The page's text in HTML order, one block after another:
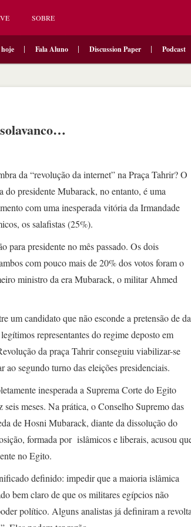
SOBRE
Fala Aluno Discussion Paper Podcast
da “revolução da internet” na Praça Tahrir? O
do presidente Mubarack, no entanto, é uma
com uma inesperada vitória da Irmandade
os salafistas (25%).
para presidente no mês passado. Os dois
com pouco mais de 20% dos votos foram o
ministro da era Mubarack, o militar Ahmed
um candidato que não esconde a pretensão de
representantes do regime deposto em
da praça Tahrir conseguiu viabilizar-se
ao segundo turno das eleições presidenciais.
inesperada a Suprema Corte do Egito
meses. Na prática, o Conselho Supremo das
de Hosni Mubarack, diante da dissolução do
formada por islâmicos e liberais, acusou
no Egito.
definido: impedir que a maioria islâmica
bem claro de que os militares egípcios não
político. Alguns analistas já definiram a revolta